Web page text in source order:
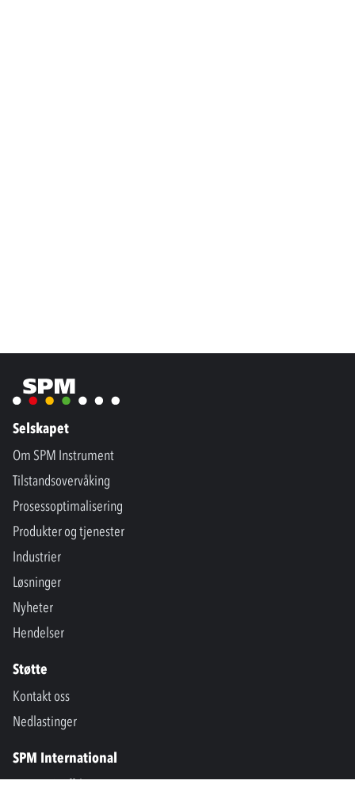
Selskapet
Om SPM Instrument
Tilstandsovervåking
Prosessoptimalisering
Produkter og tjenester
Industrier
Løsninger
Nyheter
Hendelser
Støtte
Kontakt oss
Nedlastinger
SPM International
Marine & Offshore